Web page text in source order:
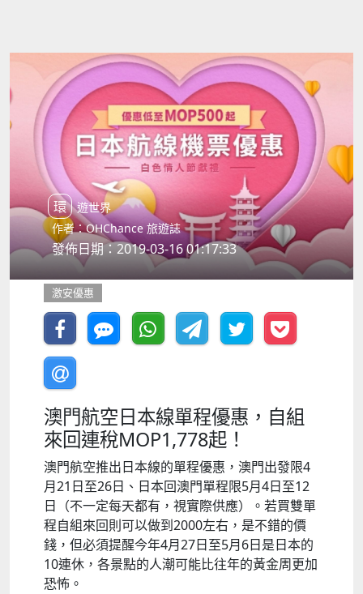
環遊世界
作者：OHChance 旅遊誌
發佈日期：2019-03-16 01:17:33
激安優惠
澳門航空日本線單程優惠，自組
來回連稅MOP1,778起！
澳門航空推出日本線的單程優惠，澳門出發限4
月21日至26日、日本回澳門單程限5月4日至12
日（不一定每天都有，視實際供應）。若買雙單
程自組來回則可以做到2000左右，是不錯的價
錢，但必須提醒今年4月27日至5月6日是日本的
10連休，各景點的人潮可能比往年的黃金周更加
恐怖。